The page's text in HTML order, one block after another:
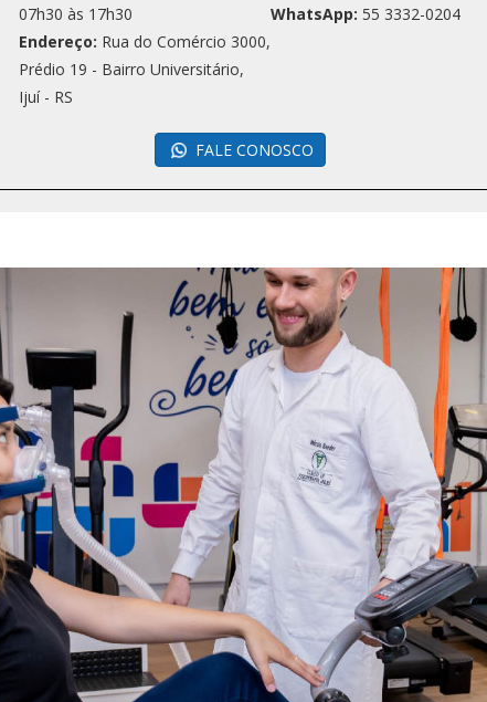
07h30 às 17h30
Endereço: Rua do Comércio 3000,
Prédio 19 - Bairro Universitário,
Ijuí - RS
WhatsApp: 55 3332-0204
FALE CONOSCO